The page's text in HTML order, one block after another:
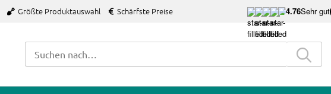
Größte Produktauswahl Schärfste Preise 4.76Sehr gut